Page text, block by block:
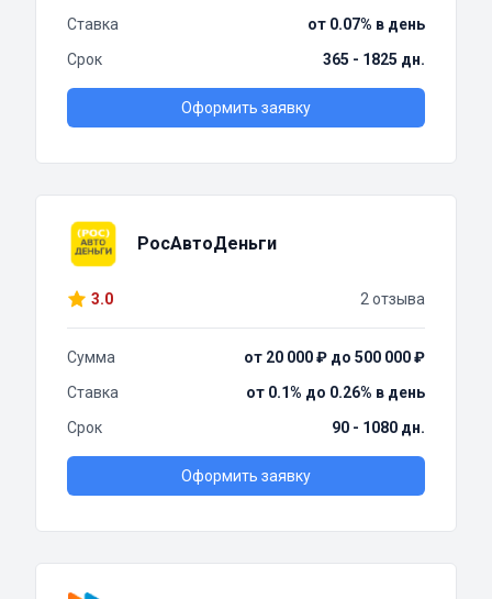
Ставка
от 0.07% в день
Срок
365 - 1825 дн.
Оформить заявку
РосАвтоДеньги
3.0 2 отзыва
Сумма
от 20 000 ₽ до 500 000 ₽
Ставка
от 0.1% до 0.26% в день
Срок
90 - 1080 дн.
Оформить заявку